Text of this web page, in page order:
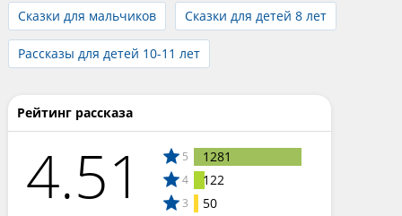
Сказки для мальчиков Сказки для детей 8 лет
Рассказы для детей 10-11 лет
Рейтинг рассказа
4.51 5 1281
4 122
3 50